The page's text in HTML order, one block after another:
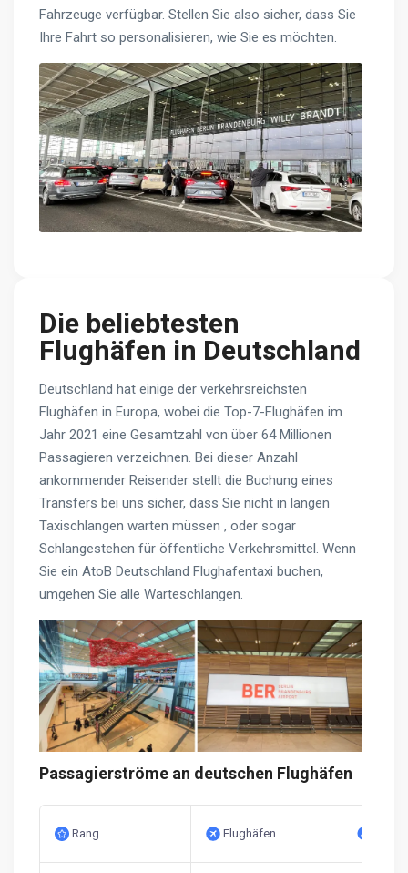
Fahrzeuge verfügbar. Stellen Sie also sicher, dass Sie
Ihre Fahrt so personalisieren, wie Sie es möchten.
Die beliebtesten
Flughäfen in Deutschland
Deutschland hat einige der verkehrsreichsten
Flughäfen in Europa, wobei die Top-7-Flughäfen im
Jahr 2021 eine Gesamtzahl von über 64 Millionen
Passagieren verzeichnen. Bei dieser Anzahl
ankommender Reisender stellt die Buchung eines
Transfers bei uns sicher, dass Sie nicht in langen
Taxischlangen warten müssen , oder sogar
Schlangestehen für öffentliche Verkehrsmittel. Wenn
Sie ein AtoB Deutschland Flughafentaxi buchen,
umgehen Sie alle Warteschlangen.
Passagierströme an deutschen Flughäfen
Rang Flughäfen